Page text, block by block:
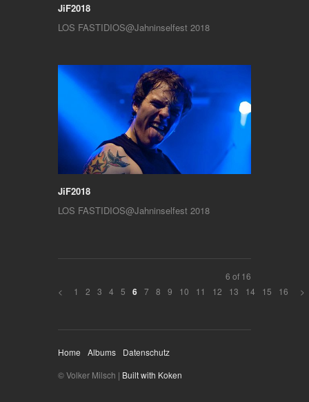
JiF2018
LOS FASTIDIOS@Jahninselfest 2018
JiF2018
LOS FASTIDIOS@Jahninselfest 2018
6 of 16
<
1 2 3 4 5 6 7 8 9 10 11 12 13 14 15 16 >
Home Albums
Datenschutz
© Volker Milsch | Built with Koken